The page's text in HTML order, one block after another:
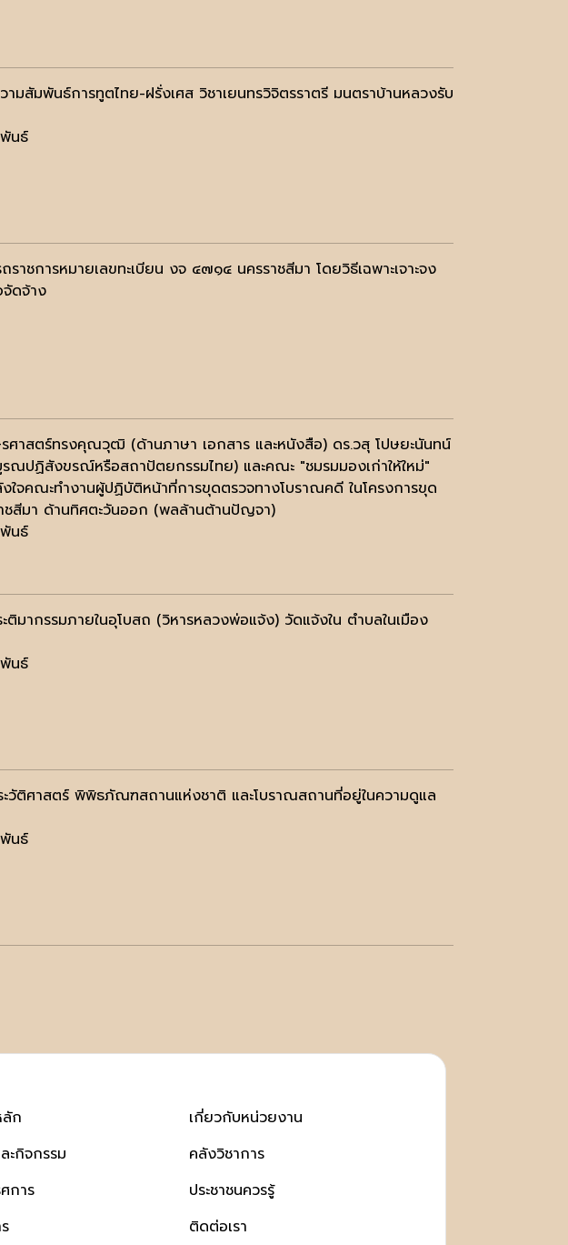
มสัมพันธ์การทูตไทย-ฝรั่งเศส วิชาเยนทรวิจิตรราตรี มนตราบ้านหลวงรับ
นธ์
ราชการหมายเลขทะเบียน งจ ๔๗๑๔ นครราชสีมา โดยวิธีเฉพาะเจาะจง
ดจ้าง
สตร์ทรงคุณวุฒิ (ด้านภาษา เอกสาร และหนังสือ) ดร.วสุ โปษยะนันทน์
ณปฏิสังขรณ์หรือสถาปัตยกรรมไทย) และคณะ "ชมรมมองเก่าให้ใหม่"
งใจคณะทำงานผู้ปฏิบัติหน้าที่การขุดตรวจทางโบราณคดี ในโครงการขุด
สีมา ด้านทิศตะวันออก (พลล้านต้านปัญจา)
นธ์
ติมากรรมภายในอุโบสถ (วิหารหลวงพ่อแจ้ง) วัดแจ้งใน ตำบลในเมือง
นธ์
ะวัติศาสตร์ พิพิธภัณฑสถานแห่งชาติ และโบราณสถานที่อยู่ในความดูแล
นธ์
ก
ะกิจกรรม
การ
เกี่ยวกับหน่วยงาน
คลังวิชาการ
ประชาชนควรรู้
ติดต่อเรา